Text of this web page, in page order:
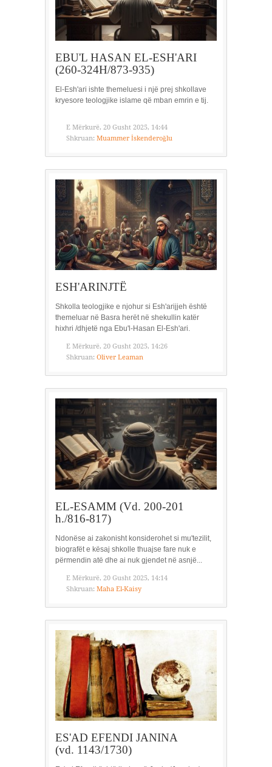
EBU'L HASAN EL-ESH'ARI
(260-324H/873-935)
El-Esh'ari ishte themeluesi i një prej shkollave
kryesore teologjike islame që mban emrin e tij.
E Mërkurë, 20 Gusht 2025, 14:44
Shkruan: Muammer İskenderoğlu
ESH'ARINJTË
Shkolla teologjike e njohur si Esh'arijjeh është
themeluar në Basra herët në shekullin katër
hixhri /dhjetë nga Ebu'l-Hasan El-Esh'ari.
E Mërkurë, 20 Gusht 2025, 14:26
Shkruan: Oliver Leaman
EL-ESAMM (Vd. 200-201
h./816-817)
Ndonëse ai zakonisht konsiderohet si mu'tezilit,
biografët e kësaj shkolle thuajse fare nuk e
përmendin atë dhe ai nuk gjendet në asnjë...
E Mërkurë, 20 Gusht 2025, 14:14
Shkruan: Maha El-Kaisy
ES'AD EFENDI JANINA
(vd. 1143/1730)